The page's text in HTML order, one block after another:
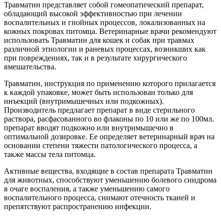
Травматин представляет собой гомеопатический препарат,
обладающий высокой эффективностью при лечении
воспалительных и гнойных процессов, локализованных на
кожных покровах питомца. Ветеринарные врачи рекомендуют
использовать Травматин для кошек и собак при травмах
различной этиологии и раневых процессах, возникших как
при повреждениях, так и в результате хирургического
вмешательства.
Травматин, инструкция по применению которого прилагается
к каждой упаковке, может быть использован только для
инъекций (внутримышечных или подкожных).
Производитель предлагает препарат в виде стерильного
раствора, расфасованного во флаконы по 10 или же по 100мл.
препарат вводят подкожно или внутримышечно в
оптимальной дозировке. Ее определяет ветеринарный врач на
основании степени тяжести патологического процесса, а
также массы тела питомца.
Активные вещества, входящие в состав препарата Травматин
для животных, способствуют уменьшению болевого синдрома
в очаге воспаления, а также уменьшению самого
воспалительного процесса, снимают отечность тканей и
препятствуют распространению инфекции.